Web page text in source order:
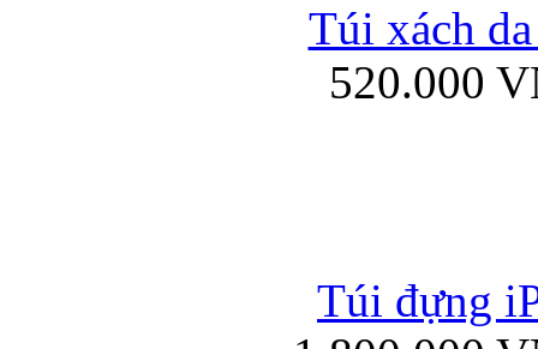
Bao da iPad
Túi xách da
Túi xách
520.000
Túi đựng